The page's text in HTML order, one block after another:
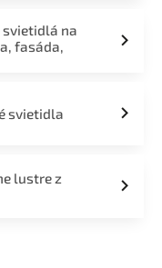
svietidlá na
fasáda,
svietidla
lustre z